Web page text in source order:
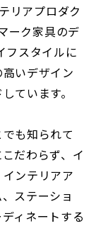
リアプロダク
ーク家具のデ
フスタイルに
いデザイン
ています。
も知られて
だわらず、イ
ンテリアア
ステーショ
ィネートする